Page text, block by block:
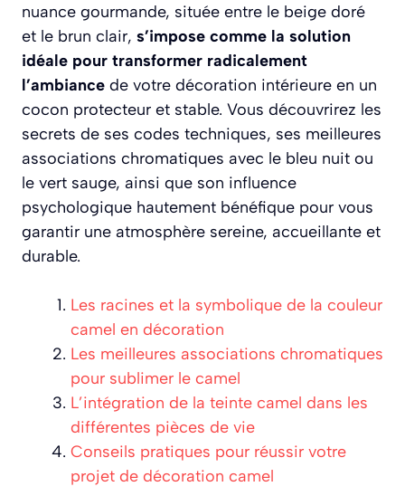
nuance gourmande, située entre le beige doré
et le brun clair, s’impose comme la solution
idéale pour transformer radicalement
l’ambiance de votre décoration intérieure en un
cocon protecteur et stable. Vous découvrirez les
secrets de ses codes techniques, ses meilleures
associations chromatiques avec le bleu nuit ou
le vert sauge, ainsi que son influence
psychologique hautement bénéfique pour vous
garantir une atmosphère sereine, accueillante et
durable.
Les racines et la symbolique de la couleur
camel en décoration
Les meilleures associations chromatiques
pour sublimer le camel
L’intégration de la teinte camel dans les
différentes pièces de vie
Conseils pratiques pour réussir votre
projet de décoration camel